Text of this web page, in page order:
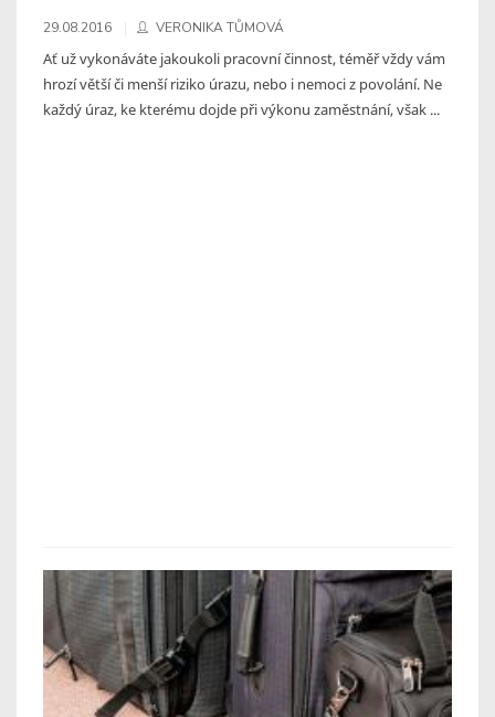
29.08.2016 VERONIKA TŮMOVÁ
Ať už vykonáváte jakoukoli pracovní činnost, téměř vždy vám
hrozí větší či menší riziko úrazu, nebo i nemoci z povolání. Ne
každý úraz, ke kterému dojde při výkonu zaměstnání, však ...